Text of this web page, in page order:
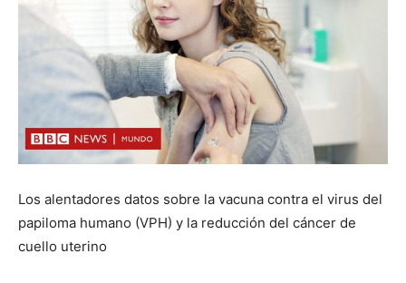
Los alentadores datos sobre la vacuna contra el virus del
papiloma humano (VPH) y la reducción del cáncer de
cuello uterino